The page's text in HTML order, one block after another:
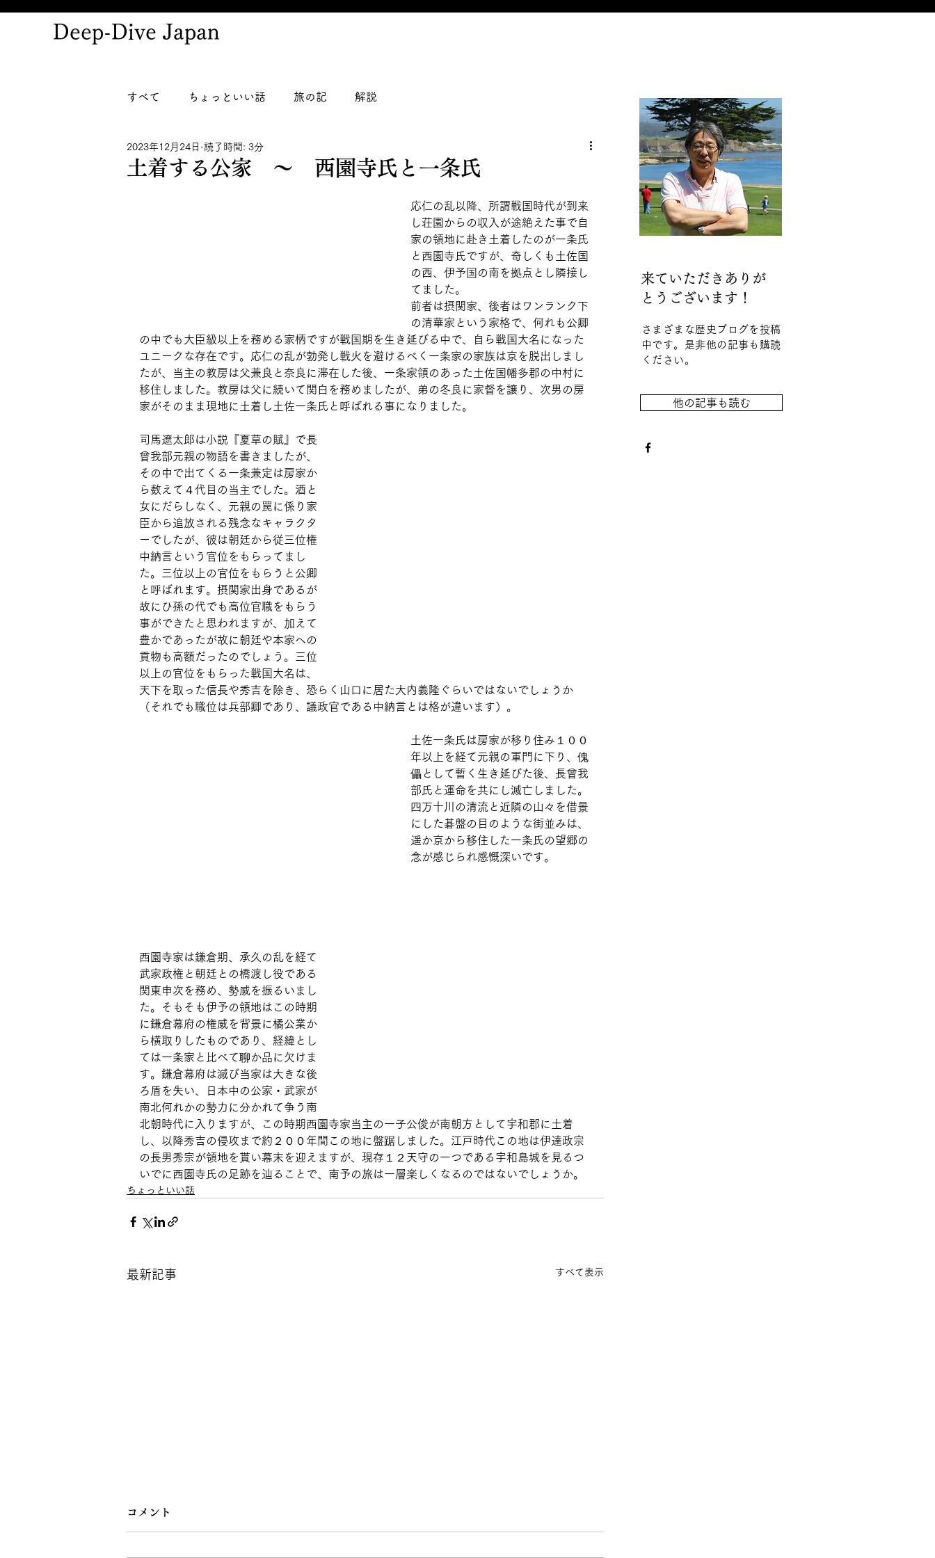
Deep-Dive Japan
すべて ちょっといい話 旅の記 解説
土着する公家 ～ 西園寺氏と一条氏
2023年12月24日 読了時間: 3分
応仁の乱以降、所謂戦国時代が到来
し荘園からの収入が途絶えた事で自
家の領地に赴き土着したのが一条氏
と西園寺氏ですが、奇しくも土佐国
の西、伊予国の南を拠点とし隣接し
てました。
前者は摂関家、後者はワンランク下
の清華家という家格で、何れも公卿
の中でも大臣級以上を務める家柄ですが戦国期を生き延びる中で、自ら戦国大名になった
ユニークな存在です。応仁の乱が勃発し戦火を避けるべく一条家の家族は京を脱出しまし
たが、当主の教房は父兼良と奈良に滞在した後、一条家領のあった土佐国幡多郡の中村に
移住しました。教房は父に続いて関白を務めましたが、弟の冬良に家督を譲り、次男の房
家がそのまま現地に土着し土佐一条氏と呼ばれる事になりました。
司馬遼太郎は小説『夏草の賦』で長
曾我部元親の物語を書きましたが、
その中で出てくる一条兼定は房家か
ら数えて４代目の当主でした。酒と
女にだらしなく、元親の罠に係り家
臣から追放される残念なキャラクタ
ーでしたが、彼は朝廷から従三位権
中納言という官位をもらってまし
た。三位以上の官位をもらうと公卿
と呼ばれます。摂関家出身であるが
故にひ孫の代でも高位官職をもらう
事ができたと思われますが、加えて
豊かであったが故に朝廷や本家への
貢物も高額だったのでしょう。三位
以上の官位をもらった戦国大名は、
天下を取った信長や秀吉を除き、恐らく山口に居た大内義隆ぐらいではないでしょうか
（それでも職位は兵部卿であり、議政官である中納言とは格が違います）。
土佐一条氏は房家が移り住み１００
年以上を経て元親の軍門に下り、傀
儡として暫く生き延びた後、長曾我
部氏と運命を共にし滅亡しました。
四万十川の清流と近隣の山々を借景
にした碁盤の目のような街並みは、
遥か京から移住した一条氏の望郷の
念が感じられ感慨深いです。
西園寺家は鎌倉期、承久の乱を経て
武家政権と朝廷との橋渡し役である
関東申次を務め、勢威を振るいまし
た。そもそも伊予の領地はこの時期
に鎌倉幕府の権威を背景に橘公業か
ら横取りしたものであり、経緯とし
ては一条家と比べて聊か品に欠けま
す。鎌倉幕府は滅び当家は大きな後
ろ盾を失い、日本中の公家・武家が
南北何れかの勢力に分かれて争う南
北朝時代に入りますが、この時期西園寺家当主の一子公俊が南朝方として宇和郡に土着
し、以降秀吉の侵攻まで約２００年間この地に盤踞しました。江戸時代この地は伊達政宗
の長男秀宗が領地を貰い幕末を迎えますが、現存１２天守の一つである宇和島城を見るつ
いでに西園寺氏の足跡を辿ることで、南予の旅は一層楽しくなるのではないでしょうか。
ちょっといい話
最新記事 すべて表示
コメント
来ていただきありが
とうございます！
さまざまな歴史ブログを投稿
中です。是非他の記事も購読
ください。
他の記事も読む